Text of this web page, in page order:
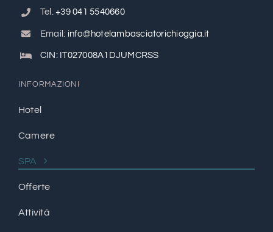
Tel.+39 041 5540660
Email: info@hotelambasciatorichioggia.it
CIN: IT027008A1DJUMCRSS
INFORMAZIONI
Hotel
Camere
SPA
Offerte
Attività